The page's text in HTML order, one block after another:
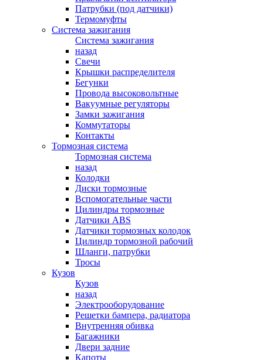
Патрубки (под датчики)
Термомуфты
Система зажигания
Система зажигания
назад
Свечи
Крышки распределителя
Бегунки
Провода высоковольтные
Вакуумные регуляторы
Замки зажигания
Коммутаторы
Контакты
Тормозная система
Тормозная система
назад
Колодки
Диски тормозные
Вспомогательные части
Цилиндры тормозные
Датчики ABS
Датчики тормозных колодок
Цилиндр тормозной рабочий
Шланги, патрубки
Тросы
Кузов
Кузов
назад
Электрооборудование
Решетки бампера, радиатора
Внутренняя обивка
Багажники
Двери задние
Капоты